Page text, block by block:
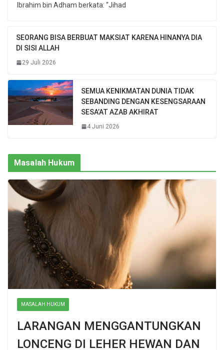
Ibrahim bin Adham berkata: “Jihad
SEORANG BISA BERBUAT MAKSIAT KARENA HINANYA DIA
DI SISI ALLAH
29 Juli 2026
SEMUA KENIKMATAN DUNIA TIDAK
SEBANDING DENGAN KESENGSARAAN
SESA’AT AZAB AKHIRAT
4 Juni 2026
Masalah Hukum
MASALAH HUKUM
LARANGAN MENGGANTUNGKAN
LONCENG DI LEHER HEWAN DAN